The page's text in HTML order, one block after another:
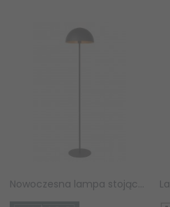
Nowoczesna lampa stojąca podłogowa czarna dekoracyjna z metalowym kloszem SIEMON 45796/01/30 LUCIDE